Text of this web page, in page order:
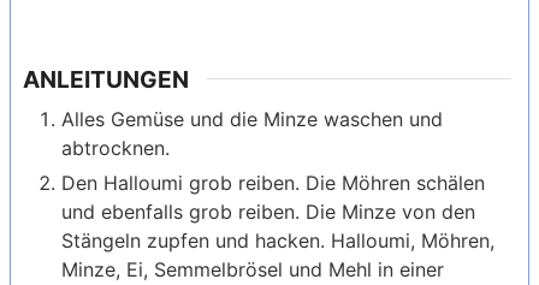
ANLEITUNGEN
Alles Gemüse und die Minze waschen und
abtrocknen.
Den Halloumi grob reiben. Die Möhren schälen
und ebenfalls grob reiben. Die Minze von den
Stängeln zupfen und hacken. Halloumi, Möhren,
Minze, Ei, Semmelbrösel und Mehl in einer